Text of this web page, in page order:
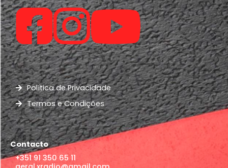
Política de Privacidade
Termos e Condições
Contacto
+351 91 350 65 11